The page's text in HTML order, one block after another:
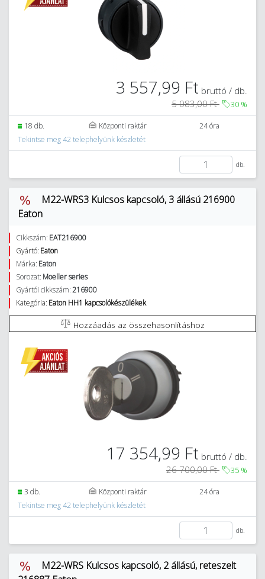
3 557,99 Ft bruttó / db.
5 083,00 Ft
30 %
18 db. Központi raktár
24 óra
Tekintse meg 42 telephelyünk készletét
db.
M22-WRS3 Kulcsos kapcsoló, 3 állású 216900
Eaton
Cikkszám: EAT216900
Gyártó: Eaton
Márka: Eaton
Sorozat: Moeller series
Gyártói cikkszám:216900
Kategória: Eaton HH1 kapcsolókészülékek
Hozzáadás az összehasonlításhoz
17 354,99 Ft bruttó / db.
26 700,00 Ft
35 %
3 db. Központi raktár
24 óra
Tekintse meg 42 telephelyünk készletét
db.
M22-WRS Kulcsos kapcsoló, 2 állású, reteszelt